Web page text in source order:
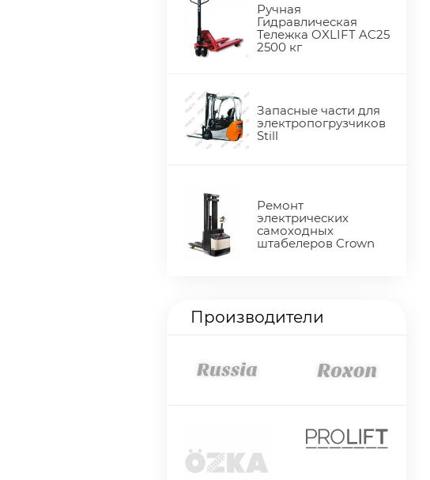
Ручная
Гидравлическая
Тележка OXLIFT AC25
2500 кг
Запасные части для
электропогрузчиков
Still
Ремонт
электрических
самоходных
штабелеров Crown
Производители